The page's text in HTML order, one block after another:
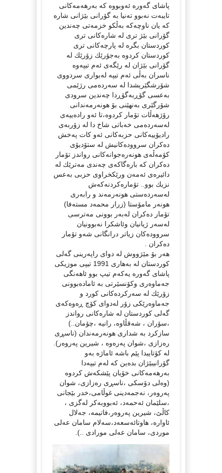
پاشای گەورە ئەوبووە كە بەرهەمەكانی
تایبەت نەبوو تەنیا بە گۆرانی بێژانی شارە
كە یان ناوچەكە بەڵكو خزمەتی چەندین
گۆرانی بێژ تری لە شارەكانی تری
كوردستان بگرە لە پارچەكانی تری
كوردستان كردوە بەجۆرێك زۆرێك لە
گۆرانی بێژان لە رێگەی ئەم تیپەوە
ناسران بەڵی ئەم تیپە لەبواری سردووی
شۆرشگێریشدا لە سەردەمی رژێمی
بەعسی گۆڕبەگۆڕدا چەندین سرودی
شۆرگێری بەنهێنی بۆ هونەرمەندانی
رۆژهەڵات تۆمار كردوە،تا ئەو رادەییەی
لەسەردەمی خەباتی شاخ دا لە زۆربەی
رادیۆییەكانی حزبەكانی ئەو كات پەخش
دەكران سروودەكانیش لە ستۆدیۆی
كۆمەڵەی هونەرەجوانەكانی رواندز تۆمار
دەكران كە بارەگاكەی چەندی مەترێك لە
دائیرەی ئەمەن ورێكخراوی حزبی بەعس
نزیك بوو.. تۆمارەكردنەكەش
لەسەردەستی هونەرمەند و رابەری
هونەر مامۆستا (زرار محمەد مستەفا)
تۆمار دەكران لەبەر بوونی مەترسی
لەسەر ژیانیان وئاشكرا نەبوونیان
سروودەكان زیاتر درانگانی شەو تۆمار
دەكران .
هەر بۆ مێژووش لە دوای راپەرینی گەلی
كوردستان لە بەهاری 1991 تیپی موزیكی
پاشای گەورە یەكەم تیپ بوو ئاهەنگی
جەماوەری وكۆنسێرتی بە ئامادەبوونی
زۆرێك لە سەركردەكانی كورد و
جەماوەرێكی زۆر لەدوای كۆچ ڕەوەكەی
گەلی كوردستان لە شارەكانی رواندز
،سۆران ، شەقڵاوە، رانیە ،چۆمان..)
سازكرد بە شداری هونەرمەندان (ناسڕی
رەزازی ،شوان پەرەوە ، شیرین پەروەر).
لە كۆتاییدا پێم باشە ئاماژە بەو
گۆرانیبێژان بدەین كە لەم تیپەدا
بەرهەمەكانی خۆیان پێشكەش كردوە
(وەلی دۆسكی ،ناسڕی رەزازی، شوان
پەروەر، نەجمەدینی غوڵامی،خدر بێجانی
،سلێمان ئەحمەد، ئەبووبەكر لەگزی ،
كاڵێ، شیرین پەروەر،فاتیمە، جەلال
ئاوارە، هاوتائەسعەد،سەلام سامان عەلی
موردی، سامان عەلی مورادی ..).